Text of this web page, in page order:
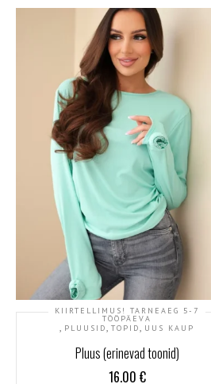
KIIRTELLIMUS! TARNEAEG 5-7
TÖÖPÄEVA
, PLUUSID, TOPID, UUS KAUP
Pluus (erinevad toonid)
16.00 €